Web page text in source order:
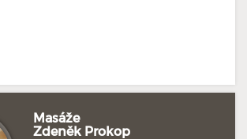
Masáže
Zdeněk Prokop